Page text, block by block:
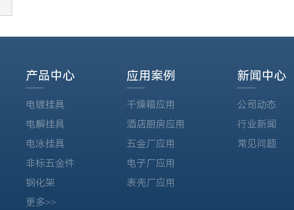
产品中心
电镀挂具
电解挂具
电泳挂具
非标五金件
钢化架
更多>>
应用案例
干燥箱应用
酒店厨房应用
五金厂应用
电子厂应用
表壳厂应用
新闻中心
公司动态
行业新闻
常见问题